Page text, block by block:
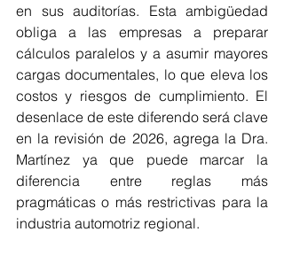
en sus auditorías. Esta ambigüedad
obliga a las empresas a preparar
cálculos paralelos y a asumir mayores
cargas documentales, lo que eleva los
costos y riesgos de cumplimiento. El
desenlace de este diferendo será clave
en la revisión de 2026, agrega la Dra.
Martínez ya que puede marcar la
diferencia entre reglas más
pragmáticas o más restrictivas para la
industria automotriz regional.